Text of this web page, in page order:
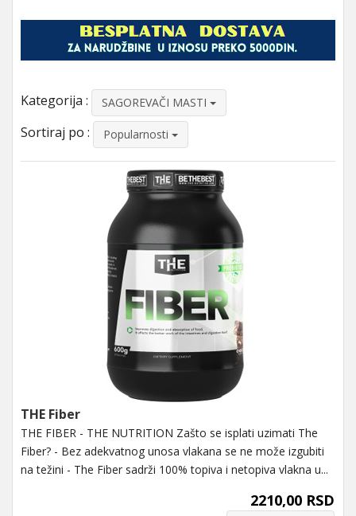
Kategorija : SAGOREVAČI MASTI
Sortiraj po : Popularnosti
THE Fiber
THE FIBER - THE NUTRITION Zašto se isplati uzimati The
Fiber? - Bez adekvatnog unosa vlakana se ne može izgubiti
na težini - The Fiber sadrži 100% topiva i netopiva vlakna u...
2210,00 RSD